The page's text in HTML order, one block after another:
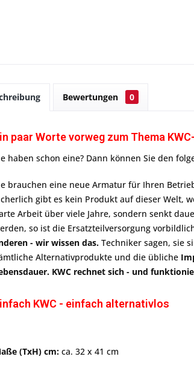
Bewertungen 0
paar Worte vorweg zum Thema
haben schon eine? Dann können Sie den
brauchen eine neue Armatur für Ihren
gibt es kein Produkt auf dieser Welt,
Arbeit über viele Jahre, sondern senkt
so ist die Ersatzteilversorgung
- wir wissen das. Techniker sagen, sie
Alternativprodukte und die übliche
KWC rechnet sich - und
KWC - einfach alternativlos
(TxH) cm: ca. 32 x 41 cm